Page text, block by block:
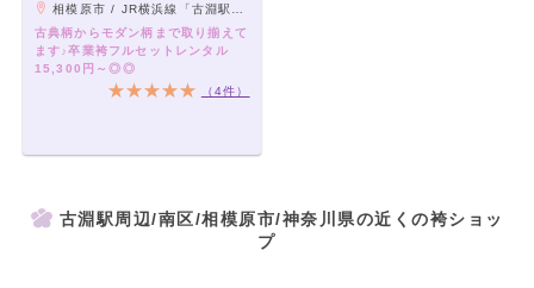
相模原市 / JR横浜線「古淵駅」から徒歩2分
古典柄からモダン柄まで取り揃えて
ます♪卒業袴フルセットレンタル
15,300円～◎◎
（4件）
古淵駅周辺/南区/相模原市/神奈川県の近くの袴ショッ
プ